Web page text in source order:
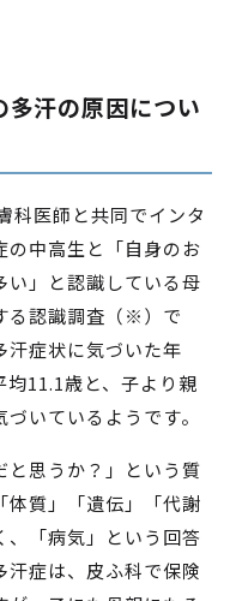
多汗の原因につい
科医師と共同でインタ
の中高生と「自身のお
い」と認識している母
る認識調査（※）で
汗症状に気づいた年
11.1歳と、子より親
いているようです。
と思うか？」という質
体質」「遺伝」「代謝
、「病気」という回答
汗症は、皮ふ科で保険